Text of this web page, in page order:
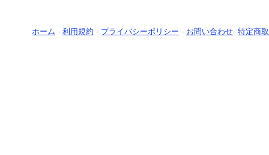
ホーム - 利用規約 - プライバシーポリシー - お問い合わせ- 特定商